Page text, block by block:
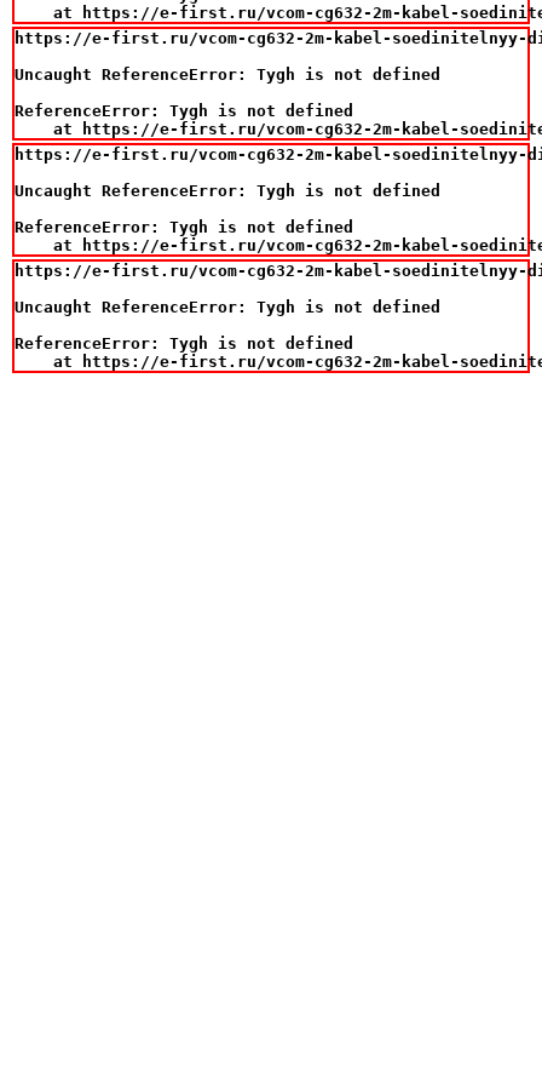
at https://e-first.ru/vcom-cg632-2m-kabel-
https://e-first.ru/vcom-cg632-2m-kabel-soedinitelnyy-
Uncaught ReferenceError: Tygh is not defined
ReferenceError: Tygh is not defined
at https://e-first.ru/vcom-cg632-2m-kabel-
https://e-first.ru/vcom-cg632-2m-kabel-soedinitelnyy-
Uncaught ReferenceError: Tygh is not defined
ReferenceError: Tygh is not defined
at https://e-first.ru/vcom-cg632-2m-kabel-
https://e-first.ru/vcom-cg632-2m-kabel-soedinitelnyy-
Uncaught ReferenceError: Tygh is not defined
ReferenceError: Tygh is not defined
at https://e-first.ru/vcom-cg632-2m-kabel-